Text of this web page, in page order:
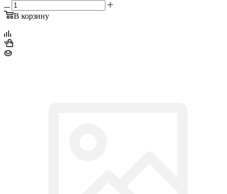
В корзину